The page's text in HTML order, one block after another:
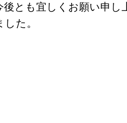
後とも宜しくお願い申し
た。